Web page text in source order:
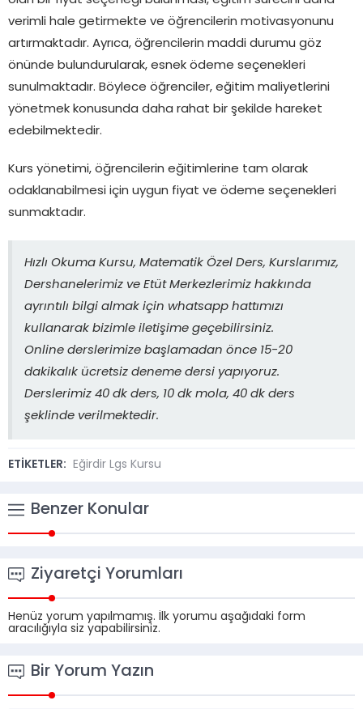
verimli hale getirmekte ve öğrencilerin motivasyonunu
artırmaktadır. Ayrıca, öğrencilerin maddi durumu göz
önünde bulundurularak, esnek ödeme seçenekleri
sunulmaktadır. Böylece öğrenciler, eğitim maliyetlerini
yönetmek konusunda daha rahat bir şekilde hareket
edebilmektedir.
Kurs yönetimi, öğrencilerin eğitimlerine tam olarak
odaklanabilmesi için uygun fiyat ve ödeme seçenekleri
sunmaktadır.
Hızlı Okuma Kursu, Matematik Özel Ders, Kurslarımız,
Dershanelerimiz ve Etüt Merkezlerimiz hakkında
ayrıntılı bilgi almak için whatsapp hattımızı
kullanarak bizimle iletişime geçebilirsiniz.
Online derslerimize başlamadan önce 15-20
dakikalık ücretsiz deneme dersi yapıyoruz.
Derslerimiz 40 dk ders, 10 dk mola, 40 dk ders
şeklinde verilmektedir.
ETİKETLER: Eğirdir Lgs Kursu
Benzer Konular
Ziyaretçi Yorumları
Henüz yorum yapılmamış. İlk yorumu aşağıdaki form
aracılığıyla siz yapabilirsiniz.
Bir Yorum Yazın